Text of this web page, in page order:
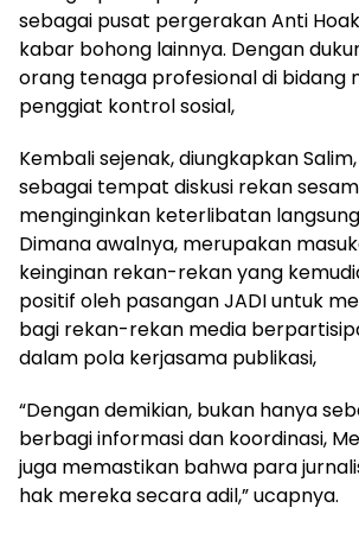
sebagai pusat pergerakan Anti
kabar bohong lainnya. Dengan
orang tenaga profesional di bidang
penggiat kontrol sosial,
Kembali sejenak, diungkapkan Salim,
sebagai tempat diskusi rekan
menginginkan keterlibatan
Dimana awalnya, merupakan
keinginan rekan-rekan yang
positif oleh pasangan JADI untuk
bagi rekan-rekan media
dalam pola kerjasama publikasi,
“Dengan demikian, bukan hanya
berbagi informasi dan koordinasi,
juga memastikan bahwa para
hak mereka secara adil,” ucapnya.